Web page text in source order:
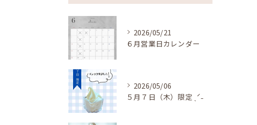
2026/05/21
６月営業日カレンダー
2026/05/06
５月７日（木）限定 ˎˊ˗